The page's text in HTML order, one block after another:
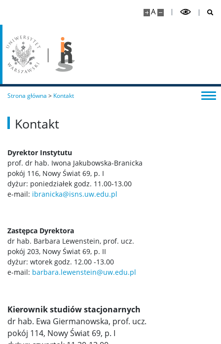
A
Erasmus
System USOSweb
Instrukcja rejestrowania przez USOS
Rejestracja żetonowa
Samorząd studencki
Biuro ds. Osób z Niepełnosprawnościami
Strona główna > Kontakt
Kontakt
Dyrektor Instytutu
prof. dr hab. Iwona Jakubowska-Branicka
pokój 116, Nowy Świat 69, p. I
dyżur: poniedziałek godz. 11.00-13.00
e-mail: ibranicka@isns.uw.edu.pl
Zastępca Dyrektora
dr hab. Barbara Lewenstein, prof. ucz.
pokój 203, Nowy Świat 69, p. II
dyżur: wtorek godz. 12.00 -13.00
e-mail: barbara.lewenstein@uw.edu.pl
Kierownik studiów stacjonarnych
dr hab. Ewa Giermanowska, prof. ucz.
pokój 114, Nowy Świat 69, p. I